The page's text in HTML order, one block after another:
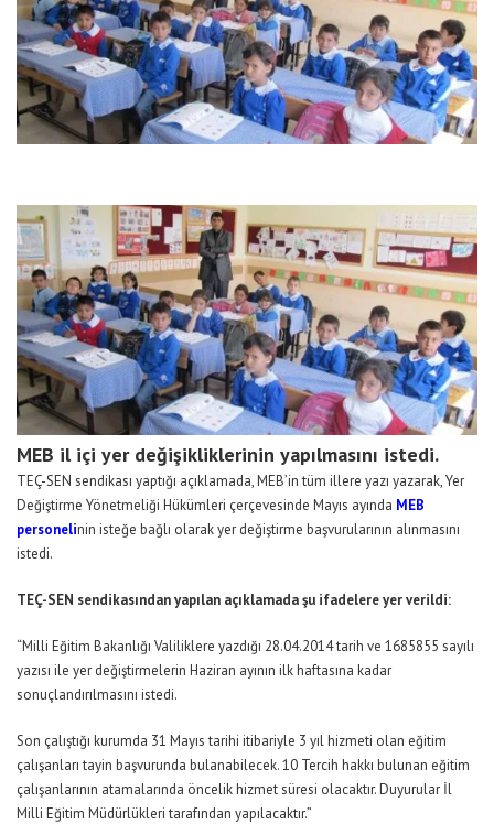
MEB il içi yer değişikliklerinin yapılmasını istedi.
TEÇ-SEN sendikası yaptığı açıklamada, MEB’in tüm illere yazı yazarak, Yer
Değiştirme Yönetmeliği Hükümleri çerçevesinde Mayıs ayında MEB
personelinin isteğe bağlı olarak yer değiştirme başvurularının alınmasını
istedi.
TEÇ-SEN sendikasından yapılan açıklamada şu ifadelere yer verildi:
“Milli Eğitim Bakanlığı Valiliklere yazdığı 28.04.2014 tarih ve 1685855 sayılı
yazısı ile yer değiştirmelerin Haziran ayının ilk haftasına kadar
sonuçlandırılmasını istedi.
Son çalıştığı kurumda 31 Mayıs tarihi itibariyle 3 yıl hizmeti olan eğitim
çalışanları tayin başvurunda bulanabilecek. 10 Tercih hakkı bulunan eğitim
çalışanlarının atamalarında öncelik hizmet süresi olacaktır. Duyurular İl
Milli Eğitim Müdürlükleri tarafından yapılacaktır.”